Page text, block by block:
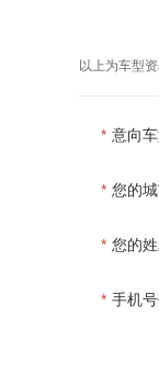
以上为车型
* 意向
* 您的
* 您的
* 手机